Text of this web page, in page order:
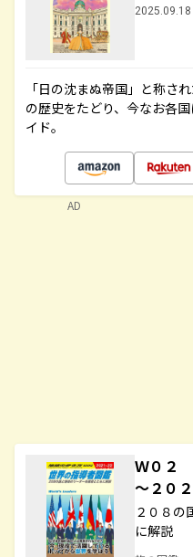
2025.09.18
「日の沈まぬ帝国」と称さ
の歴史をたどり、今なお各
イド。
Ｗ０２
～２０
２０８の
に解説
AD